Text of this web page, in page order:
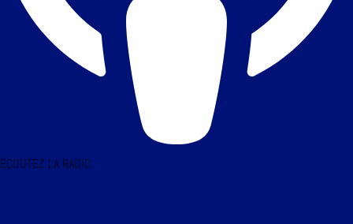
ÉCOUTEZ LA RADIO